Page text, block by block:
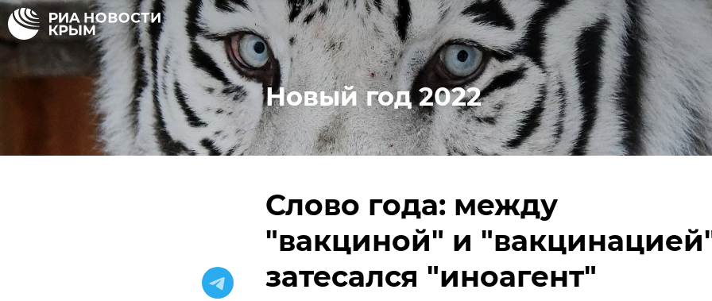
Новый год 2022
Слово года: между
"вакциной" и
затесался "иноагент"